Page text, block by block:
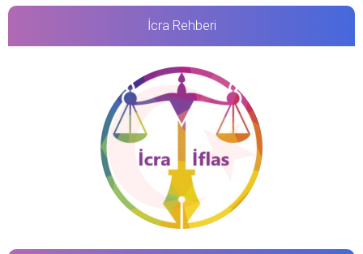
İcra Rehberi